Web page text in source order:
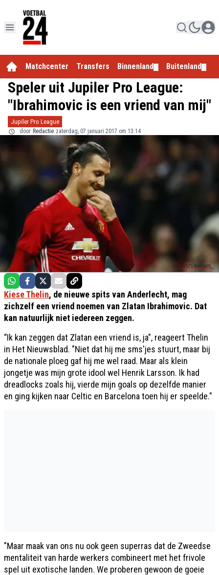
Matchcenter Transfers Binnenland Buitenland
Speler uit Jupiler Pro League:
"Ibrahimovic is een vriend van mij"
Jupiler Pro League
door Redactie zaterdag, 07 januari 2017 om 13:14
Kiese Thelin, de nieuwe spits van Anderlecht, mag
zichzelf een vriend noemen van Zlatan Ibrahimovic. Dat
kan natuurlijk niet iedereen zeggen.
“Ik kan zeggen dat Zlatan een vriend is, ja", reageert Thelin
in Het Nieuwsblad. "Niet dat hij me sms'jes stuurt, maar bij
de nationale ploeg gaf hij me wel raad. Maar als klein
jongetje was mijn grote idool wel Henrik Larsson. Ik had
dreadlocks zoals hij, vierde mijn goals op dezelfde manier
en ging kijken naar Celtic en Barcelona toen hij er speelde."
"Maar maak van ons nu ook geen superras dat de Zweedse
mentaliteit van harde werkers combineert met het frivole
spel uit exotische landen. We proberen gewoon de goeie